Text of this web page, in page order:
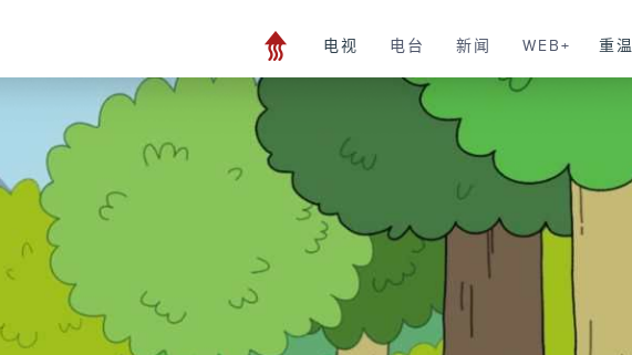
电视 电台 新闻 WEB+ 重温